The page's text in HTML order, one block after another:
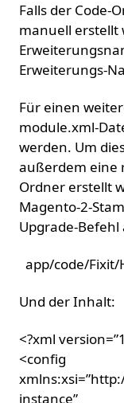
Falls der Code-
manuell erstellt
Erweiterungs-
Für einen
module.xml-
werden. Um
außerdem eine
Ordner erstellt
Magento-2-
Upgrade-Befehl
app/code/
Und der Inhalt:
<?xml
<config
instance”